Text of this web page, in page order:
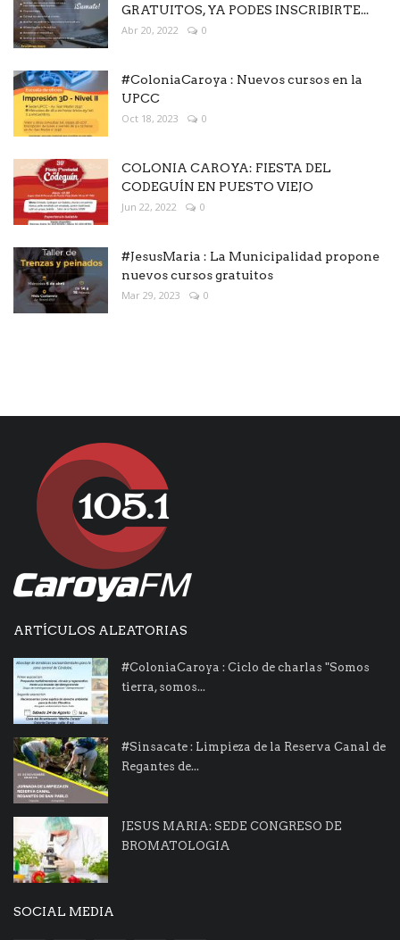
GRATUITOS, YA PODES INSCRIBIRTE...
Abr 20, 2022 0
#ColoniaCaroya : Nuevos cursos en la
UPCC
Oct 18, 2023 0
COLONIA CAROYA: FIESTA DEL
CODEGUÍN EN PUESTO VIEJO
Jun 22, 2022 0
#JesusMaria : La Municipalidad propone
nuevos cursos gratuitos
Mar 29, 2023 0
ARTÍCULOS ALEATORIAS
#ColoniaCaroya : Ciclo de charlas "Somos
tierra, somos...
#Sinsacate : Limpieza de la Reserva Canal de
Regantes de...
JESUS MARIA: SEDE CONGRESO DE
BROMATOLOGIA
SOCIAL MEDIA